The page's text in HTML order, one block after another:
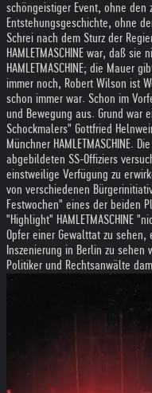
schöngeistiger Event, ohne den
Entstehungsgeschichte, ohne
Schrei nach dem Sturz der
HAMLETMASCHINE war, daß
HAMLETMASCHINE; die Mauer
immer noch, Robert Wilson ist
schon immer war. Schon im
und Bewegung aus. Grund war
Schockmalers" Gottfried
Münchner HAMLETMASCHINE.
abgebildeten SS-Offiziers
einstweilige Verfügung zu
von verschiedenen
Festwochen" eines der beiden
"Highlight" HAMLETMASCHINE
Opfer einer Gewalttat zu
Inszenierung in Berlin zu
Politiker und Rechtsanwälte